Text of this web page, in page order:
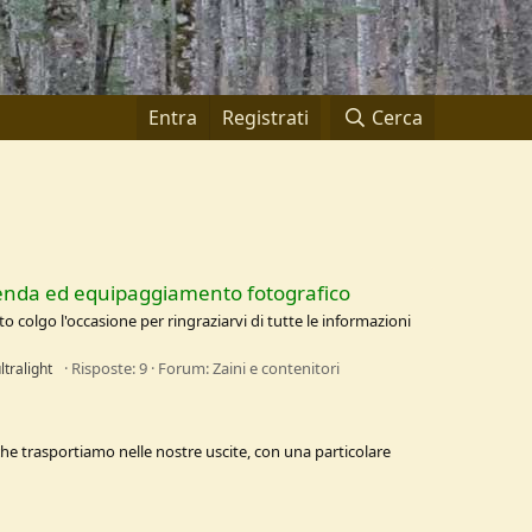
Entra Registrati Cerca
ed equipaggiamento fotografico
colgo l'occasione per ringraziarvi di tutte le informazioni
Risposte: 9 Forum:Zaini e contenitori
trasportiamo nelle nostre uscite, con una particolare